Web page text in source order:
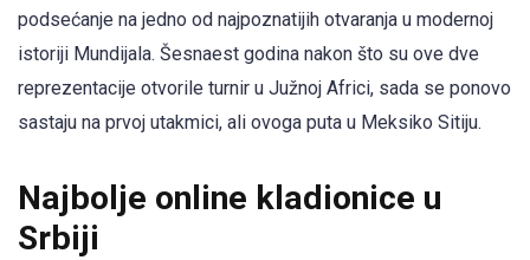
podsećanje na jedno od najpoznatijih otvaranja u modernoj
istoriji Mundijala. Šesnaest godina nakon što su ove dve
reprezentacije otvorile turnir u Južnoj Africi, sada se ponovo
sastaju na prvoj utakmici, ali ovoga puta u Meksiko Sitiju.
Najbolje online kladionice u
Srbiji